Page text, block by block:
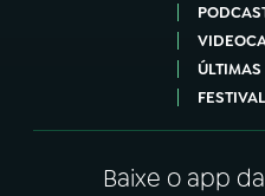
ÚLTIMAS
Baixe o app